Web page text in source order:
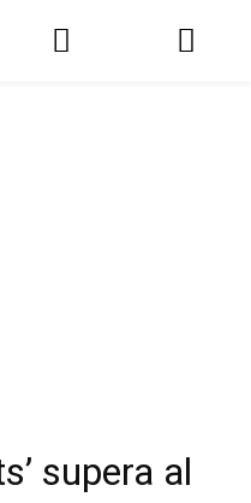
supera al